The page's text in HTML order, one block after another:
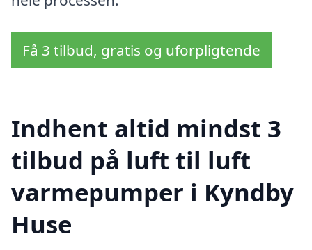
Få 3 tilbud, gratis og uforpligtende
Indhent altid mindst 3
tilbud på luft til luft
varmepumper i Kyndby
Huse